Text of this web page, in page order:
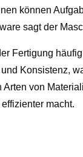
können
sagt der
Fertigung
Konsistenz,
von
macht.